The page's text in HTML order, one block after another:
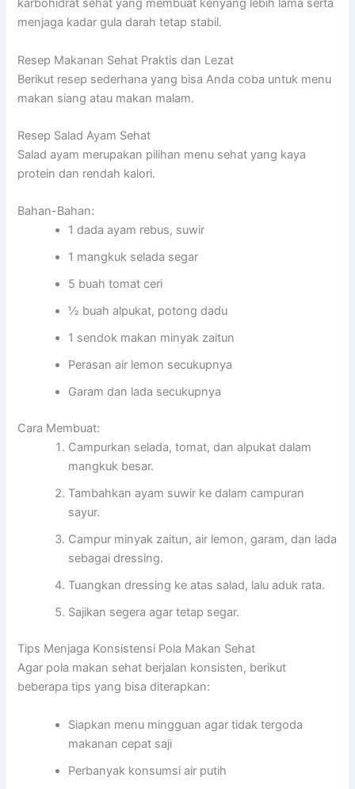
karbohidrat sehat yang membuat kenyang lebih lama serta
menjaga kadar gula darah tetap stabil.
Resep Makanan Sehat Praktis dan Lezat
Berikut resep sederhana yang bisa Anda coba untuk menu
makan siang atau makan malam.
Resep Salad Ayam Sehat
Salad ayam merupakan pilihan menu sehat yang kaya
protein dan rendah kalori.
Bahan-Bahan:
1 dada ayam rebus, suwir
1 mangkuk selada segar
5 buah tomat ceri
½ buah alpukat, potong dadu
1 sendok makan minyak zaitun
Perasan air lemon secukupnya
Garam dan lada secukupnya
Cara Membuat:
Campurkan selada, tomat, dan alpukat dalam
mangkuk besar.
Tambahkan ayam suwir ke dalam campuran
sayur.
Campur minyak zaitun, air lemon, garam, dan lada
sebagai dressing.
Tuangkan dressing ke atas salad, lalu aduk rata.
Sajikan segera agar tetap segar.
Tips Menjaga Konsistensi Pola Makan Sehat
Agar pola makan sehat berjalan konsisten, berikut
beberapa tips yang bisa diterapkan:
Siapkan menu mingguan agar tidak tergoda
makanan cepat saji
Perbanyak konsumsi air putih